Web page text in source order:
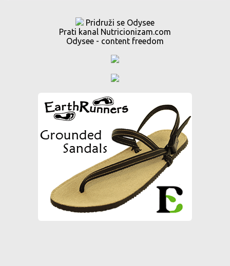
Pridruži se Odysee
Prati kanal Nutricionizam.com
Odysee - content freedom